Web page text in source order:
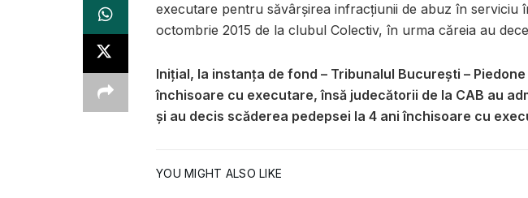
executare pentru săvârşirea infracţiunii de abuz în serviciu
octombrie 2015 de la clubul Colectiv, în urma căreia au
Iniţial, la instanţa de fond – Tribunalul Bucureşti –
închisoare cu executare, însă judecătorii de la CAB au
şi au decis scăderea pedepsei la 4 ani închisoare cu
YOU MIGHT ALSO LIKE